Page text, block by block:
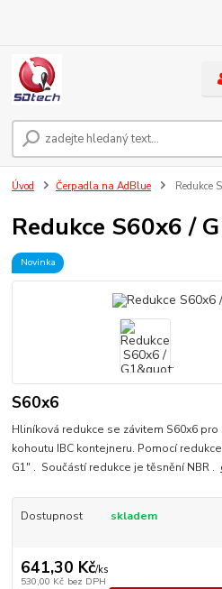
Úvod Čerpadla na AdBlue Redukce
Redukce S60x6 /
Novinka
S60x6
Hliníková redukce se závitem S60x6
kohoutu IBC kontejneru. Pomocí
G1" . Součástí redukce je těsnění NBR .
Dostupnost skladem
641,30 Kč/ks
530,00 Kč bez DPH